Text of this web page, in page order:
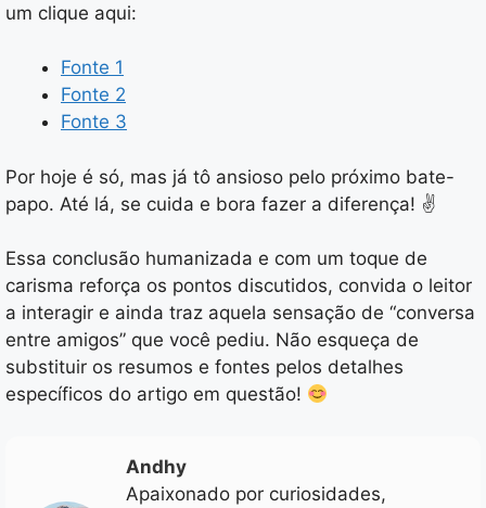
um clique aqui:
Fonte 1
Fonte 2
Fonte 3
Por hoje é só, mas já tô ansioso pelo próximo bate-
papo. Até lá, se cuida e bora fazer a diferença! ✌️
Essa conclusão humanizada e com um toque de
carisma reforça os pontos discutidos, convida o leitor
a interagir e ainda traz aquela sensação de “conversa
entre amigos” que você pediu. Não esqueça de
substituir os resumos e fontes pelos detalhes
específicos do artigo em questão!
Andhy
Apaixonado por curiosidades,